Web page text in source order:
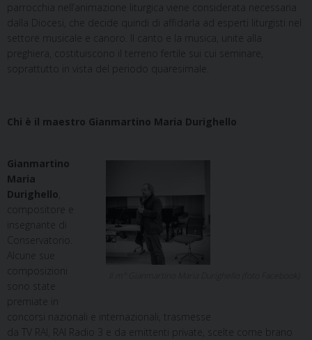
parrocchia nell’animazione liturgica viene considerata necessaria
dalla Diocesi, che decide quindi di affidarla ad esperti liturgisti nel
settore musicale e canoro. Il canto e la musica, unite alla
preghiera, costituiscono il terreno fertile sui cui seminare,
soprattutto in vista del periodo quaresimale.
Chi è il maestro Gianmartino Maria Durighello
Gianmartino
Maria
Durighello
compositore e
insegnante di
Conservatorio.
Alcune sue
composizioni
sono state
premiate in
concorsi nazionali e internazionali, trasmesse
da TV RAI, RAI Radio 3 e da emittenti private, scelte come brano